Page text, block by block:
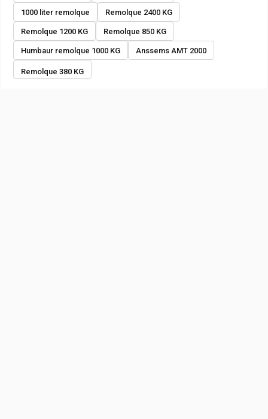
1000 liter remolque Remolque 2400 KG
Remolque 1200 KG Remolque 850 KG
Humbaur remolque 1000 KG Anssems AMT 2000
Remolque 380 KG